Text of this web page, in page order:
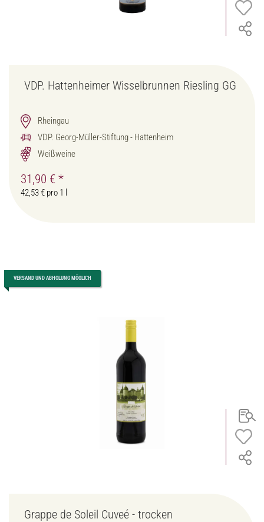
VDP. Hattenheimer Wisselbrunnen Riesling GG
Rheingau
VDP. Georg-Müller-Stiftung - Hattenheim
Weißweine
31,90 € *
42,53 € pro 1 l
VERSAND UND ABHOLUNG MÖGLICH
Grappe de Soleil Cuveé - trocken